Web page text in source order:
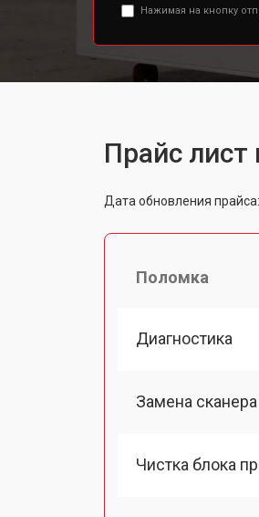
Нажимая на кнопку
Прайс
Дата обновления
Поломка
Диагностика
Замена сканера
Чистка блока